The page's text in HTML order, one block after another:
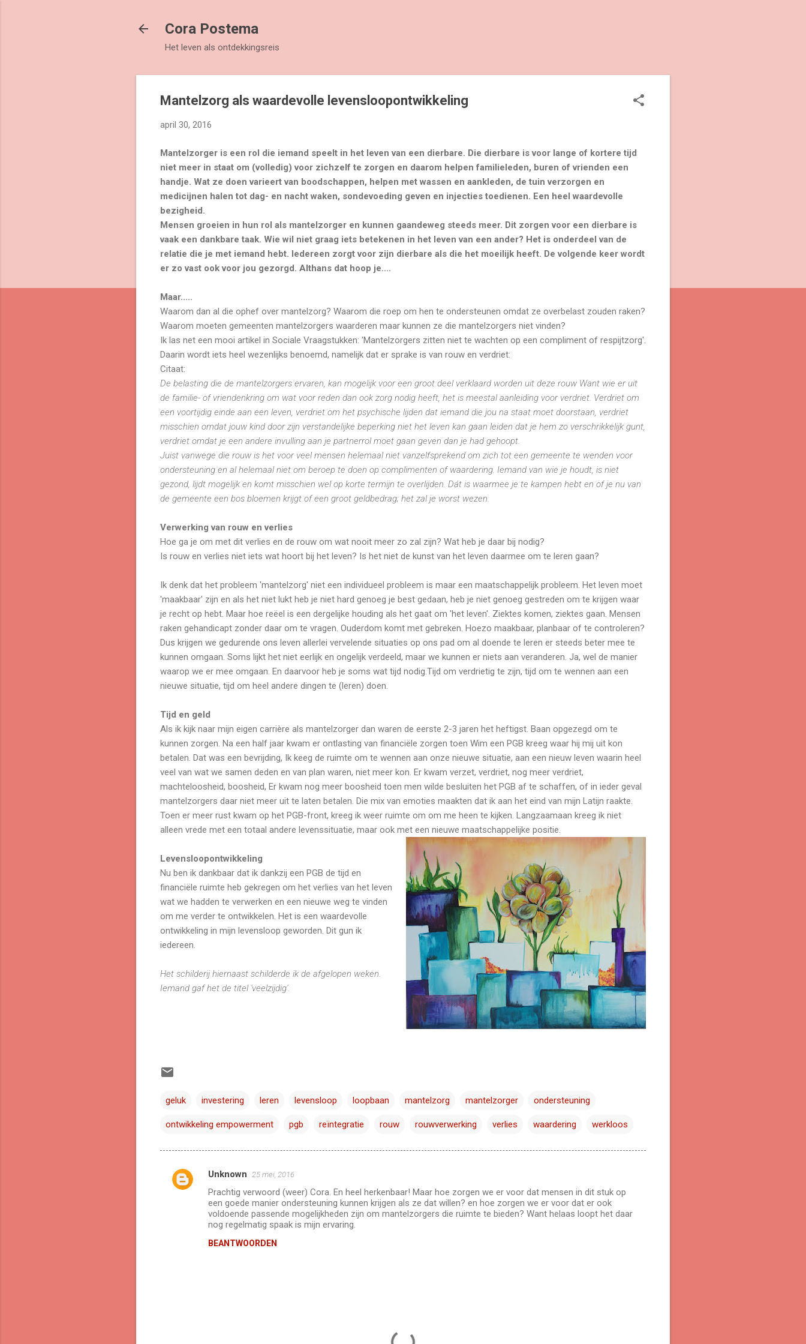
Cora Postema
Het leven als ontdekkingsreis
Mantelzorg als waardevolle levensloopontwikkeling
april 30, 2016
Mantelzorger is een rol die iemand speelt in het leven van een dierbare. Die dierbare is voor lange of kortere tijd
niet meer in staat om (volledig) voor zichzelf te zorgen en daarom helpen familieleden, buren of vrienden een
handje. Wat ze doen varieert van boodschappen, helpen met wassen en aankleden, de tuin verzorgen en
medicijnen halen tot dag- en nacht waken, sondevoeding geven en injecties toedienen. Een heel waardevolle
bezigheid.
Mensen groeien in hun rol als mantelzorger en kunnen gaandeweg steeds meer. Dit zorgen voor een dierbare is
vaak een dankbare taak. Wie wil niet graag iets betekenen in het leven van een ander? Het is onderdeel van de
relatie die je met iemand hebt. Iedereen zorgt voor zijn dierbare als die het moeilijk heeft. De volgende keer wordt
er zo vast ook voor jou gezorgd. Althans dat hoop je....
Maar.....
Waarom dan al die ophef over mantelzorg? Waarom die roep om hen te ondersteunen omdat ze overbelast zouden raken?
Waarom moeten gemeenten mantelzorgers waarderen maar kunnen ze die mantelzorgers niet vinden?
Ik las net een mooi artikel in Sociale Vraagstukken: 'Mantelzorgers zitten niet te wachten op een compliment of respijtzorg'.
Daarin wordt iets heel wezenlijks benoemd, namelijk dat er sprake is van rouw en verdriet:
Citaat:
De belasting die de mantelzorgers ervaren, kan mogelijk voor een groot deel verklaard worden uit deze rouw Want wie er uit
de familie- of vriendenkring om wat voor reden dan ook zorg nodig heeft, het is meestal aanleiding voor verdriet. Verdriet om
een voortijdig einde aan een leven, verdriet om het psychische lijden dat iemand die jou na staat moet doorstaan, verdriet
misschien omdat jouw kind door zijn verstandelijke beperking niet het leven kan gaan leiden dat je hem zo verschrikkelijk gunt,
verdriet omdat je een andere invulling aan je partnerrol moet gaan geven dan je had gehoopt.
Juist vanwege die rouw is het voor veel mensen helemaal niet vanzelfsprekend om zich tot een gemeente te wenden voor
ondersteuning en al helemaal niet om beroep te doen op complimenten of waardering. Iemand van wie je houdt, is niet
gezond, lijdt mogelijk en komt misschien wel op korte termijn te overlijden. Dát is waarmee je te kampen hebt en of je nu van
de gemeente een bos bloemen krijgt of een groot geldbedrag; het zal je worst wezen.
Verwerking van rouw en verlies
Hoe ga je om met dit verlies en de rouw om wat nooit meer zo zal zijn? Wat heb je daar bij nodig?
Is rouw en verlies niet iets wat hoort bij het leven? Is het niet de kunst van het leven daarmee om te leren gaan?
Ik denk dat het probleem 'mantelzorg' niet een individueel probleem is maar een maatschappelijk probleem. Het leven moet
'maakbaar' zijn en als het niet lukt heb je niet hard genoeg je best gedaan, heb je niet genoeg gestreden om te krijgen waar
je recht op hebt. Maar hoe reëel is een dergelijke houding als het gaat om 'het leven'. Ziektes komen, ziektes gaan. Mensen
raken gehandicapt zonder daar om te vragen. Ouderdom komt met gebreken. Hoezo maakbaar, planbaar of te controleren?
Dus krijgen we gedurende ons leven allerlei vervelende situaties op ons pad om al doende te leren er steeds beter mee te
kunnen omgaan. Soms lijkt het niet eerlijk en ongelijk verdeeld, maar we kunnen er niets aan veranderen. Ja, wel de manier
waarop we er mee omgaan. En daarvoor heb je soms wat tijd nodig.Tijd om verdrietig te zijn, tijd om te wennen aan een
nieuwe situatie, tijd om heel andere dingen te (leren) doen.
Tijd en geld
Als ik kijk naar mijn eigen carrière als mantelzorger dan waren de eerste 2-3 jaren het heftigst. Baan opgezegd om te
kunnen zorgen. Na een half jaar kwam er ontlasting van financiële zorgen toen Wim een PGB kreeg waar hij mij uit kon
betalen. Dat was een bevrijding, Ik keeg de ruimte om te wennen aan onze nieuwe situatie, aan een nieuw leven waarin heel
veel van wat we samen deden en van plan waren, niet meer kon. Er kwam verzet, verdriet, nog meer verdriet,
machteloosheid, boosheid, Er kwam nog meer boosheid toen men wilde besluiten het PGB af te schaffen, of in ieder geval
mantelzorgers daar niet meer uit te laten betalen. Die mix van emoties maakten dat ik aan het eind van mijn Latijn raakte.
Toen er meer rust kwam op het PGB-front, kreeg ik weer ruimte om om me heen te kijken. Langzaamaan kreeg ik niet
alleen vrede met een totaal andere levenssituatie, maar ook met een nieuwe maatschappelijke positie.
Levensloopontwikkeling
Nu ben ik dankbaar dat ik dankzij een PGB de tijd en
financiële ruimte heb gekregen om het verlies van het leven
wat we hadden te verwerken en een nieuwe weg te vinden
om me verder te ontwikkelen. Het is een waardevolle
ontwikkeling in mijn levensloop geworden. Dit gun ik
iedereen.
Het schilderij hiernaast schilderde ik de afgelopen weken.
Iemand gaf het de titel 'veelzijdig'.
geluk investering leren levensloop loopbaan mantelzorg mantelzorger ondersteuning
ontwikkeling empowerment pgb reïntegratie rouw rouwverwerking verlies waardering werkloos
R
Unknown 25 mei, 2016
Prachtig verwoord (weer) Cora. En heel herkenbaar! Maar hoe zorgen we er voor dat mensen in dit stuk op
een goede manier ondersteuning kunnen krijgen als ze dat willen? en hoe zorgen we er voor dat er ook
voldoende passende mogelijkheden zijn om mantelzorgers die ruimte te bieden? Want helaas loopt het daar
nog regelmatig spaak is mijn ervaring.
BEANTWOORDEN